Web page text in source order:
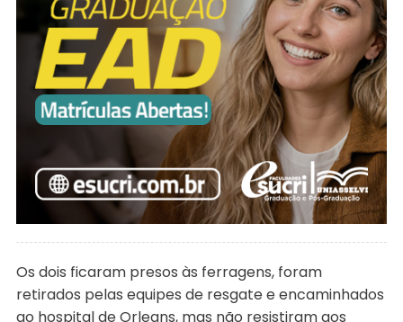
Os dois ficaram presos às ferragens, foram
retirados pelas equipes de resgate e encaminhados
ao hospital de Orleans, mas não resistiram aos